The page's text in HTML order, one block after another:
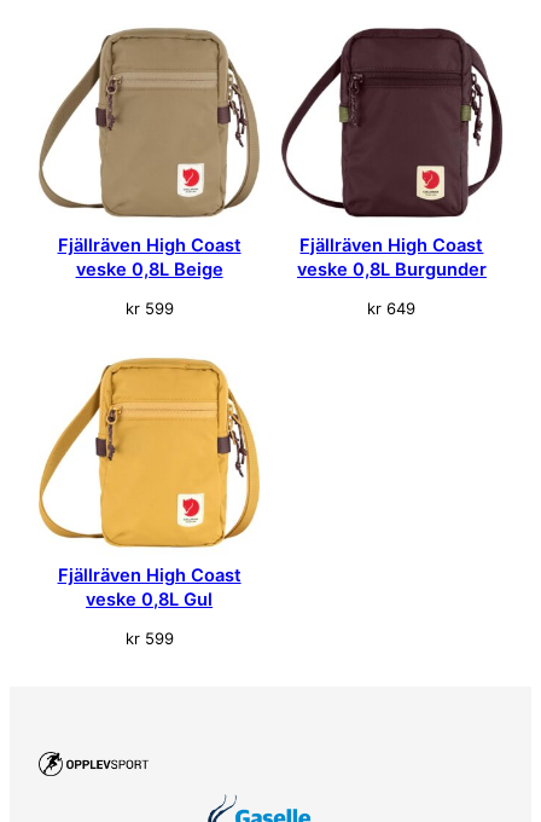
Fjällräven High Coast
veske 0,8L Beige
kr599
Fjällräven High Coast
veske 0,8L Burgunder
kr 649
Fjällräven High Coast
veske 0,8L Gul
kr599